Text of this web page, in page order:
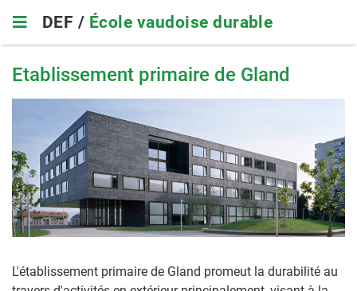
main
navigation
DEF / École vaudoise durable
Etablissement primaire de Gland
L'établissement primaire de Gland promeut la durabilité au